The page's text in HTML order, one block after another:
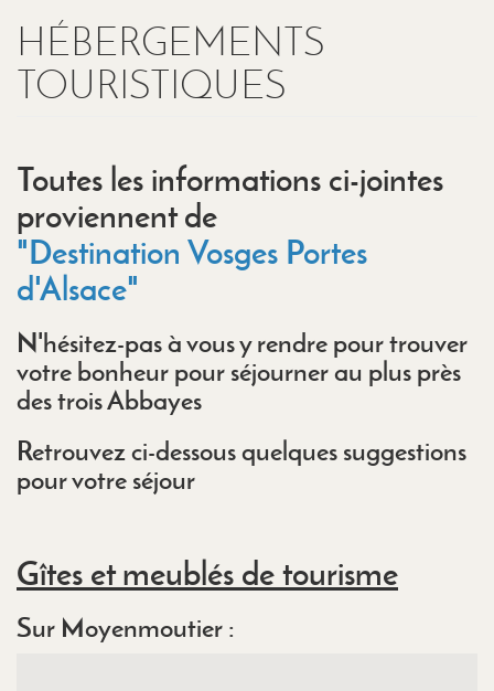
HÉBERGEMENTS
TOURISTIQUES
Toutes les informations ci-jointes
proviennent de
"Destination Vosges Portes
d'Alsace"
N'hésitez-pas à vous y rendre pour trouver
votre bonheur pour séjourner au plus près
des trois Abbayes
Retrouvez ci-dessous quelques suggestions
pour votre séjour
Gîtes et meublés de tourisme
Sur Moyenmoutier :